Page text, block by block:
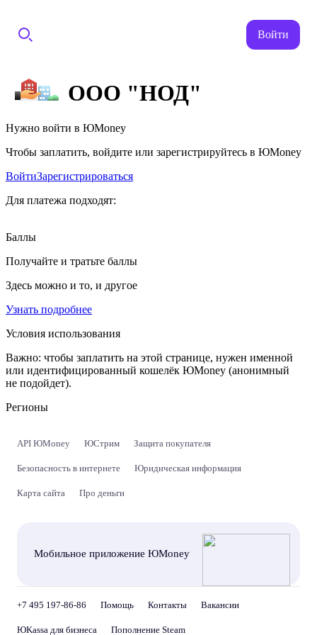
Войти
ООО "НОД"
Нужно войти в ЮMoney
Чтобы заплатить, войдите или зарегистрируйтесь в ЮMoney
ВойтиЗарегистрироваться
Для платежа подходят:
Баллы
Получайте и тратьте баллы
Здесь можно и то, и другое
Узнать подробнее
Условия использования
Важно: чтобы заплатить на этой странице, нужен именной
или идентифицированный кошелёк ЮMoney (анонимный
не подойдет).
Регионы
API ЮMoney ЮСтрим Защита покупателя
Безопасность в интернете Юридическая информация
Карта сайта Про деньги
Мобильное приложение ЮMoney
+7 495 197-86-86 Помощь Контакты Вакансии
ЮKassa для бизнеса Пополнение Steam